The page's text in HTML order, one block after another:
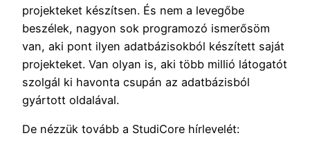
projekteket készítsen. És nem a levegőbe
beszélek, nagyon sok programozó ismerősöm
van, aki pont ilyen adatbázisokból készített saját
projekteket. Van olyan is, aki több millió látogatót
szolgál ki havonta csupán az adatbázisból
gyártott oldalával.
De nézzük tovább a StudiCore hírlevelét: